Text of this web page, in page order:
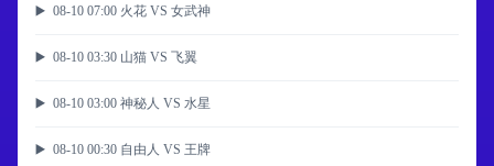
▶️ 08-10 07:00 火花 VS 女武神
▶️ 08-10 03:30 山猫 VS 飞翼
▶️ 08-10 03:00 神秘人 VS 水星
▶️ 08-10 00:30 自由人 VS 王牌